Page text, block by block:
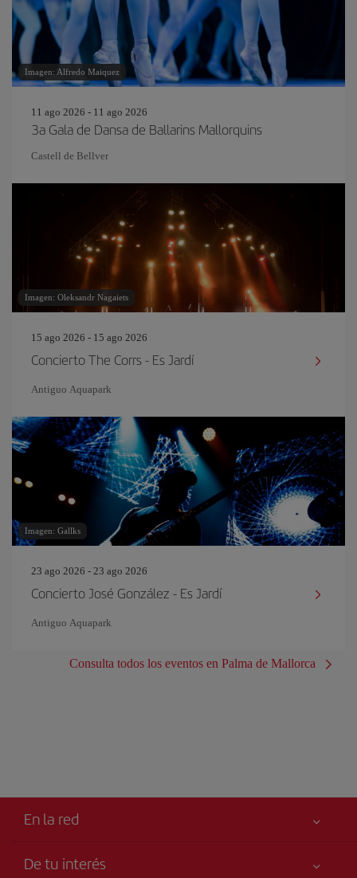
Imagen: Alfredo Maiquez
11 ago 2026 - 11 ago 2026
3a Gala de Dansa de Ballarins Mallorquins
Castell de Bellver
Imagen: Oleksandr Nagaiets
15 ago 2026 - 15 ago 2026
Concierto The Corrs - Es Jardí
Antiguo Aquapark
Imagen: Gallks
23 ago 2026 - 23 ago 2026
Concierto José González - Es Jardí
Antiguo Aquapark
Consulta todos los eventos en Palma de Mallorca
En la red
De tu interés